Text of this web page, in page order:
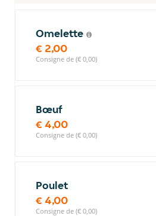
Omelette
€ 2,00
Consigne de (€ 0,00)
Bœuf
€ 4,00
Consigne de (€ 0,00)
Poulet
€ 4,00
Consigne de (€ 0,00)